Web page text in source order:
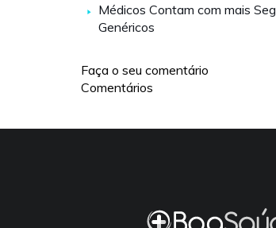
Médicos Contam com mais
Genéricos
Faça o seu comentário
Comentários